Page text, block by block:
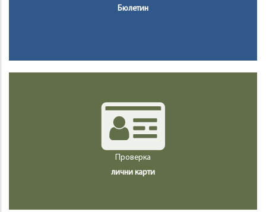
Бюлетин
Проверка
лични карти